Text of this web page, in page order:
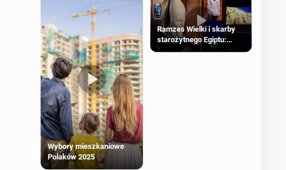
Wybory mieszkaniowe
Polaków 2025
Ramzes Wielki i skarby
starożytnego Egiptu:
Wyjątkowa wystawa w